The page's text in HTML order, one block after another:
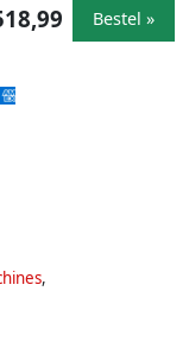
Bestel »
,